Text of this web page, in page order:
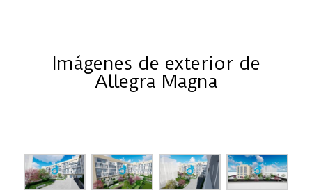
Imágenes de exterior de
Allegra Magna